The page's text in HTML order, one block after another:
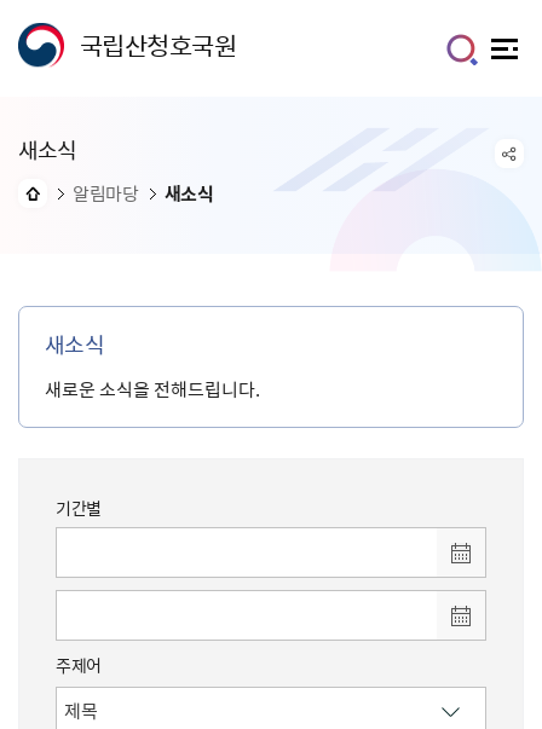
국립산청호국원
새소식
알림마당 새소식
새소식
새로운 소식을 전해드립니다.
기간별
주제어